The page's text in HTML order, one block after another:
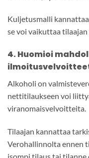
Kuljetusmalli
se voi vaikuttaa
4. Huomioi
Alkoholi on
nettitilaukseen voi
viranomaisvelvoitteita.
Tilaajan kannattaa
Verohallinnolta ennen